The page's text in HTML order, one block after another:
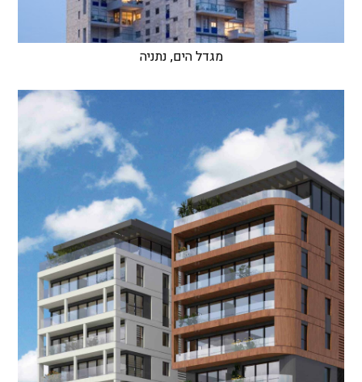
מגדל הים, נתניה